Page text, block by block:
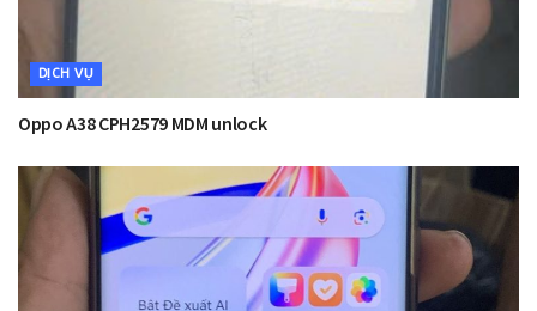
DỊCH VỤ
Oppo A38 CPH2579 MDM unlock